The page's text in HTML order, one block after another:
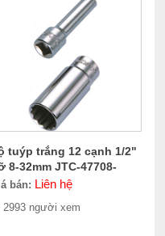
tuýp trắng 12 cạnh 1/2"
8-32mm JTC-47708-
bán: Liên hệ
2993 người xem